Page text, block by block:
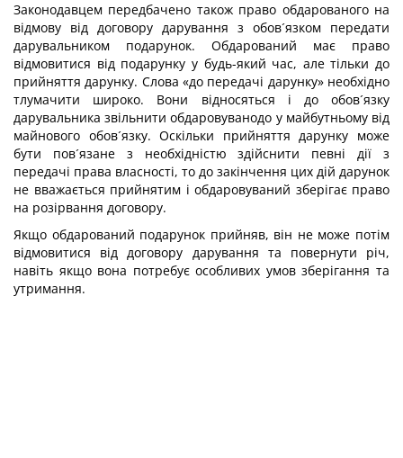
Законодавцем передбачено також право обдарованого на
відмову від договору дарування з обов´язком передати
дарувальником подарунок. Обдарований має право
відмовитися від подарунку у будь-який час, але тільки до
прийняття дарунку. Слова «до передачі дарунку» необхідно
тлумачити широко. Вони відносяться і до обов´язку
дарувальника звільнити обдаровуванодо у майбутньому від
майнового обов´язку. Оскільки прийняття дарунку може
бути пов´язане з необхідністю здійснити певні дії з
передачі права власності, то до закінчення цих дій дарунок
не вважається прийнятим і обдаровуваний зберігає право
на розірвання договору.
Якщо обдарований подарунок прийняв, він не може потім
відмовитися від договору дарування та повернути річ,
навіть якщо вона потребує особливих умов зберігання та
утримання.